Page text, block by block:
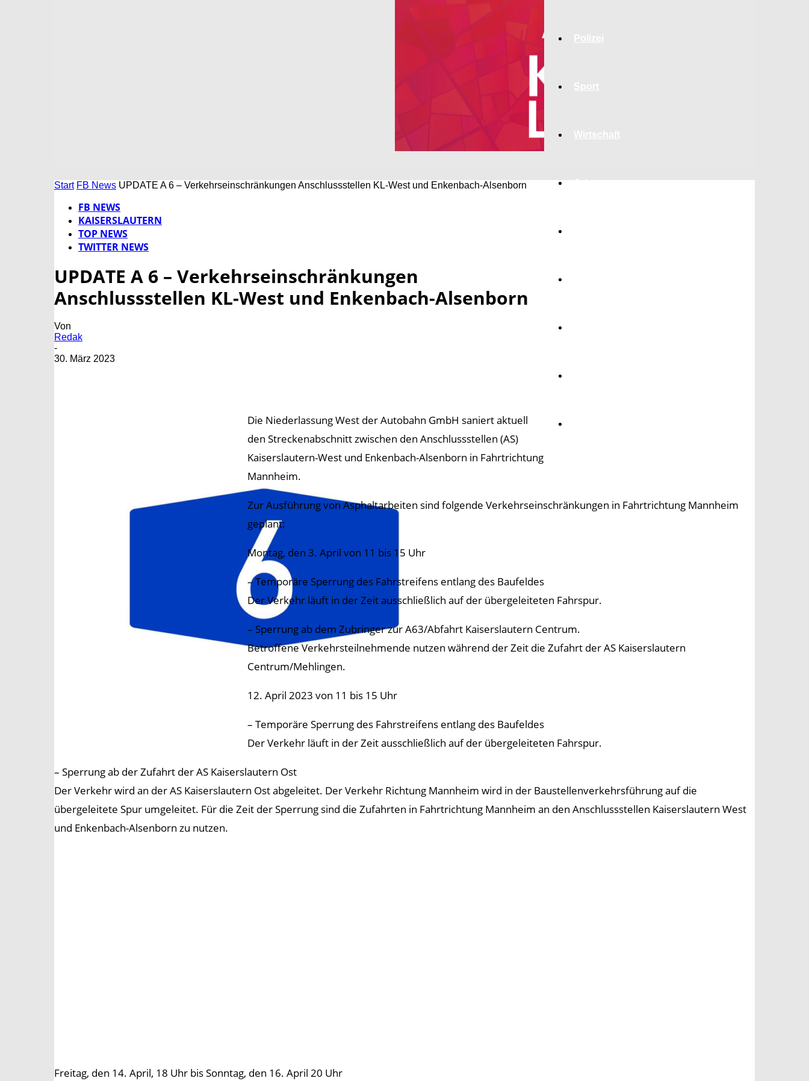
Jobs
Start FB News UPDATE A 6 – Verkehrseinschränkungen Anschlussstellen KL-West und Enkenbach-Alsenborn
FB NEWS
KAISERSLAUTERN
TOP NEWS
TWITTER NEWS
UPDATE A 6 – Verkehrseinschränkungen
Anschlussstellen KL-West und Enkenbach-Alsenborn
Von
Redak
-
30. März 2023
Die Niederlassung West der Autobahn GmbH saniert aktuell
den Streckenabschnitt zwischen den Anschlussstellen (AS)
Kaiserslautern-West und Enkenbach-Alsenborn in Fahrtrichtung
Mannheim.
Zur Ausführung von Asphaltarbeiten sind folgende Verkehrseinschränkungen in Fahrtrichtung Mannheim
geplant:
Montag, den 3. April von 11 bis 15 Uhr
– Temporäre Sperrung des Fahrstreifens entlang des Baufeldes
Der Verkehr läuft in der Zeit ausschließlich auf der übergeleiteten Fahrspur.
– Sperrung ab dem Zubringer zur A63/Abfahrt Kaiserslautern Centrum.
Betroffene Verkehrsteilnehmende nutzen während der Zeit die Zufahrt der AS Kaiserslautern
Centrum/Mehlingen.
12. April 2023 von 11 bis 15 Uhr
– Temporäre Sperrung des Fahrstreifens entlang des Baufeldes
Der Verkehr läuft in der Zeit ausschließlich auf der übergeleiteten Fahrspur.
– Sperrung ab der Zufahrt der AS Kaiserslautern Ost
Der Verkehr wird an der AS Kaiserslautern Ost abgeleitet. Der Verkehr Richtung Mannheim wird in der Baustellenverkehrsführung auf die
übergeleitete Spur umgeleitet. Für die Zeit der Sperrung sind die Zufahrten in Fahrtrichtung Mannheim an den Anschlussstellen Kaiserslautern West
und Enkenbach-Alsenborn zu nutzen.
Freitag, den 14. April, 18 Uhr bis Sonntag, den 16. April 20 Uhr